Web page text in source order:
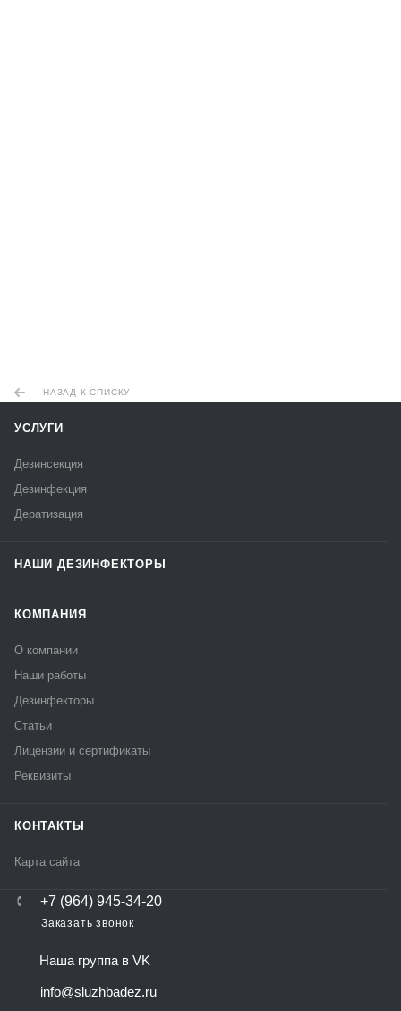
НАЗАД К СПИСКУ
УСЛУГИ
Дезинсекция
Дезинфекция
Дератизация
НАШИ ДЕЗИНФЕКТОРЫ
КОМПАНИЯ
О компании
Наши работы
Дезинфекторы
Статьи
Лицензии и сертификаты
Реквизиты
КОНТАКТЫ
Карта сайта
+7 (964) 945-34-20
Заказать звонок
Наша группа в VK
info@sluzhbadez.ru